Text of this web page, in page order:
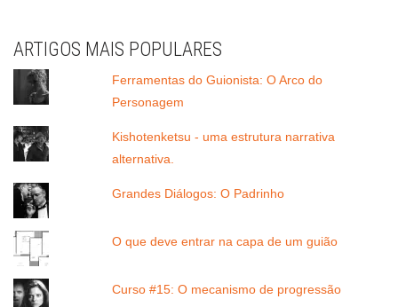
ARTIGOS MAIS POPULARES
Ferramentas do Guionista: O Arco do
Personagem
Kishotenketsu - uma estrutura narrativa
alternativa.
Grandes Diálogos: O Padrinho
O que deve entrar na capa de um guião
Curso #15: O mecanismo de progressão